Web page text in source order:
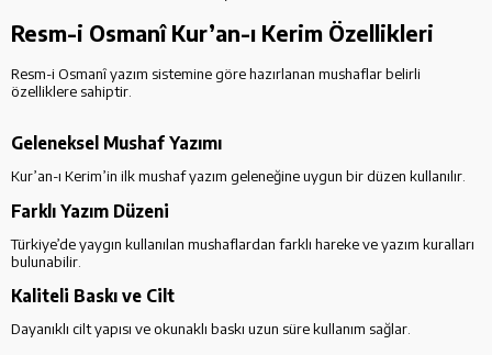
Resm-i Osmanî Kur’an-ı Kerim Özellikleri
Resm-i Osmanî yazım sistemine göre hazırlanan mushaflar belirli
özelliklere sahiptir.
Geleneksel Mushaf Yazımı
Kur’an-ı Kerim’in ilk mushaf yazım geleneğine uygun bir düzen kullanılır.
Farklı Yazım Düzeni
Türkiye’de yaygın kullanılan mushaflardan farklı hareke ve yazım kuralları
bulunabilir.
Kaliteli Baskı ve Cilt
Dayanıklı cilt yapısı ve okunaklı baskı uzun süre kullanım sağlar.